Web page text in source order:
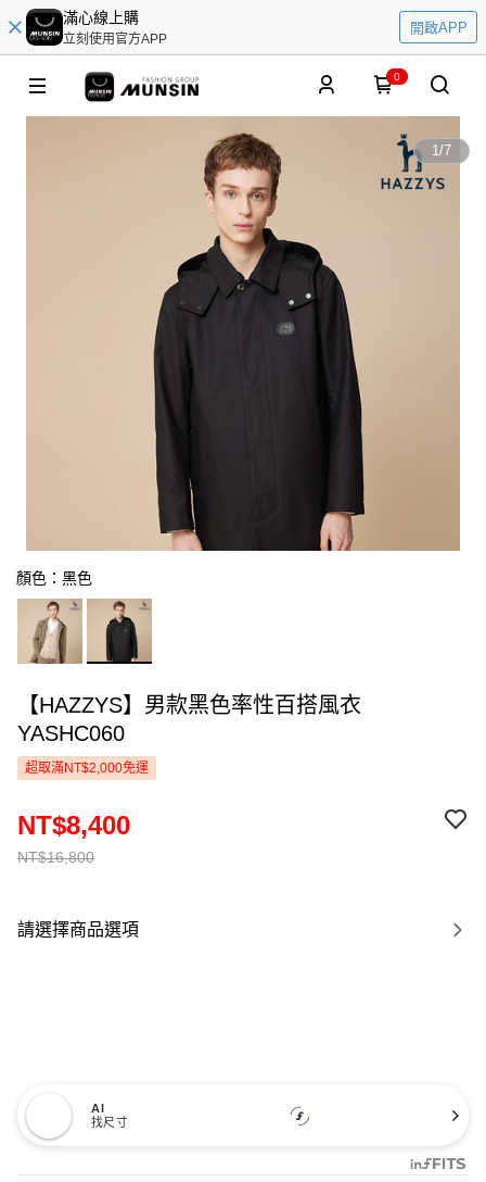
滿心線上購
立刻使用官方APP
開啟APP
0
1/7
顏色：黑色
【HAZZYS】男款黑色率性百搭風衣
YASHC060
超取滿NT$2,000免運
NT$16,800
NT$8,400
請選擇商品選項
AI
找尺寸